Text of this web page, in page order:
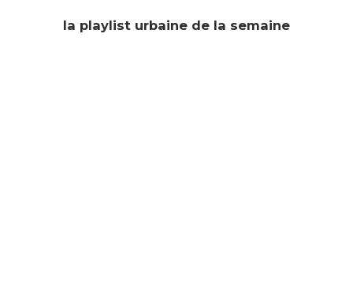
la playlist urbaine de la semaine